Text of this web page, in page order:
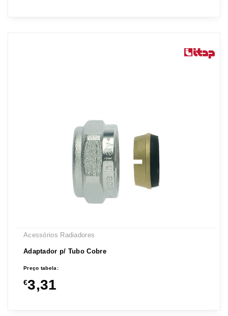
Acessórios Radiadores
Adaptador p/ Tubo Cobre
Preço tabela:
€3,31